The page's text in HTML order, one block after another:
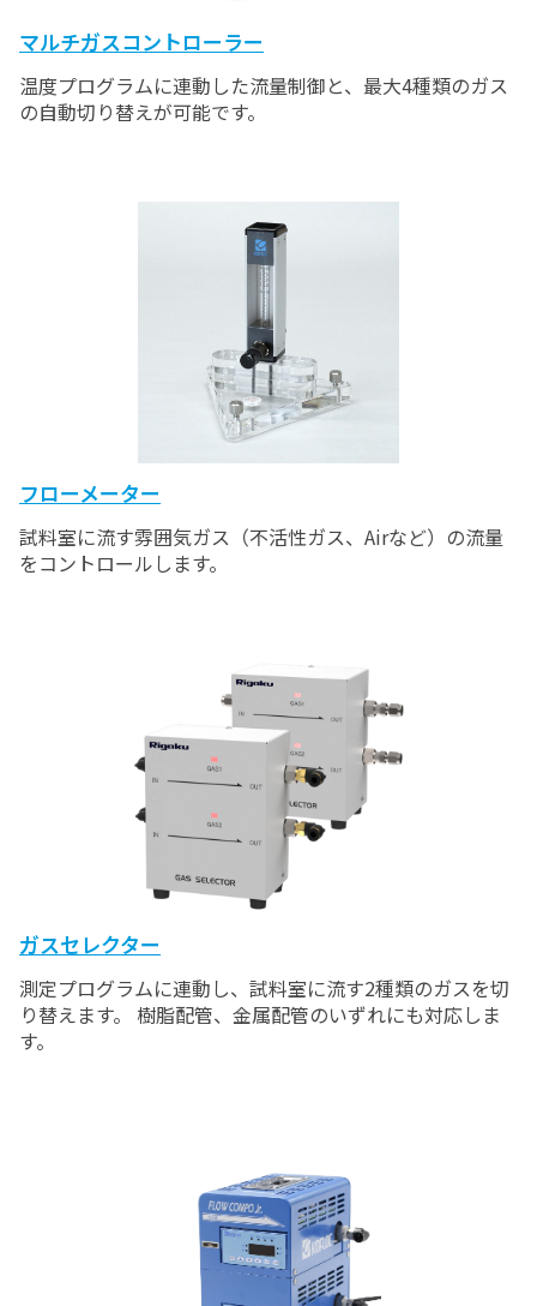
マルチガスコントローラー
温度プログラムに連動した流量制御と、最大4種類のガス
の自動切り替えが可能です。
フローメーター
試料室に流す雰囲気ガス（不活性ガス、Airなど）の流量
をコントロールします。
ガスセレクター
測定プログラムに連動し、試料室に流す2種類のガスを切
り替えます。 樹脂配管、金属配管のいずれにも対応しま
す。